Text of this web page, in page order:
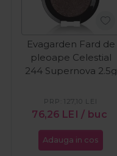
Evagarden Fard de
pleoape Celestial
244 Supernova 2.5g
76,26 LEI / buc
PRP: 127,10 LEI
Adauga in cos